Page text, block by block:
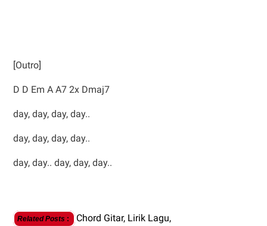
[Outro]
D D Em A A7 2x Dmaj7
day, day, day, day..
day, day, day, day..
day, day.. day, day, day..
Related Posts : Chord Gitar, Lirik Lagu,